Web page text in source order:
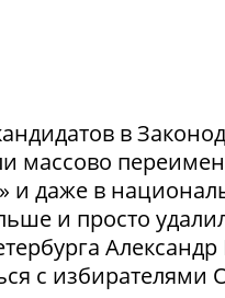
в
массово
и даже в
и просто
с избирателями